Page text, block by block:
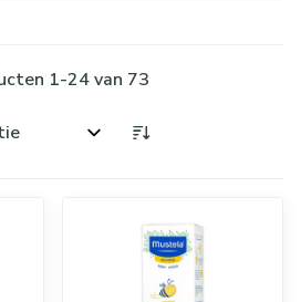
1-24van 73
op: